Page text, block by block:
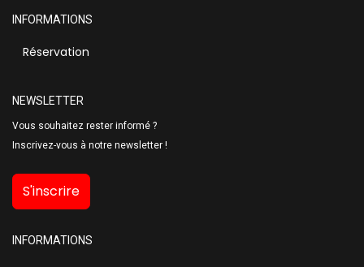
INFORMATIONS
Réservation
NEWSLETTER
Vous souhaitez rester informé ?
Inscrivez-vous à notre newsletter !
S'inscrire
INFORMATIONS